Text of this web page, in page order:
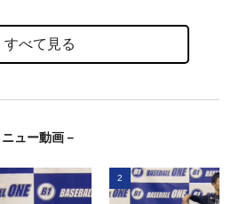
すべて見る
ュー動画－
2